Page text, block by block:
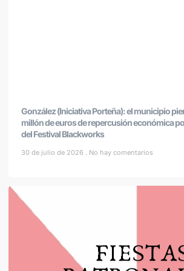
González (Iniciativa Porteña): el municipio
millón de euros de repercusión económica
del Festival Blackworks
30 de julio de 2026 No hay comentarios